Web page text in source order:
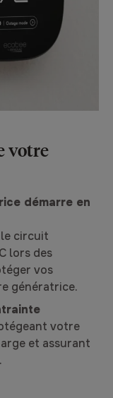
votre
démarre en
circuit
lors des
vos
génératrice.
votre
et assurant